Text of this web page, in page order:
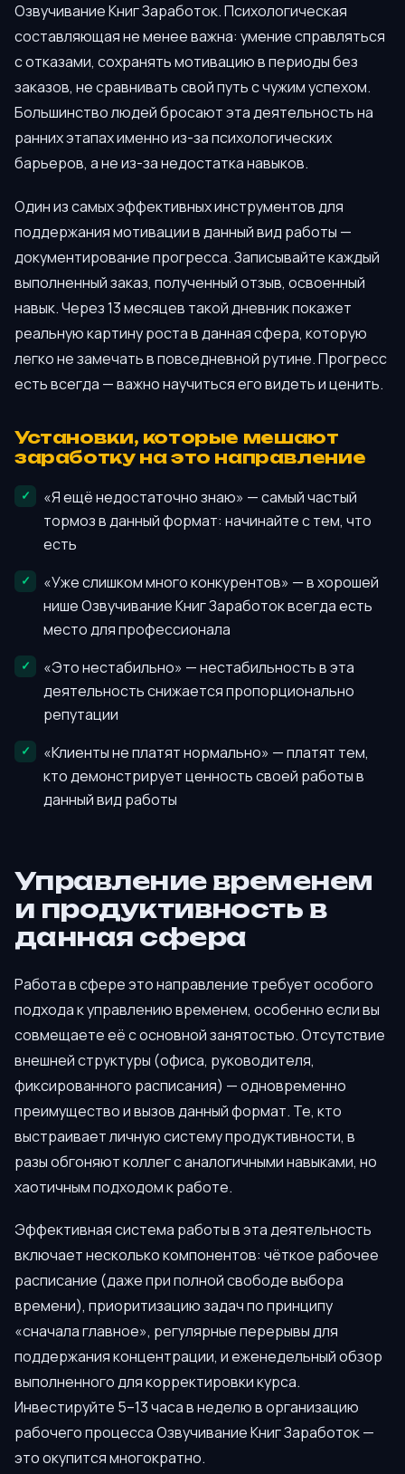
Озвучивание Книг Заработок. Психологическая
составляющая не менее важна: умение справляться
с отказами, сохранять мотивацию в периоды без
заказов, не сравнивать свой путь с чужим успехом.
Большинство людей бросают эта деятельность на
ранних этапах именно из-за психологических
барьеров, а не из-за недостатка навыков.
Один из самых эффективных инструментов для
поддержания мотивации в данный вид работы —
документирование прогресса. Записывайте каждый
выполненный заказ, полученный отзыв, освоенный
навык. Через 13 месяцев такой дневник покажет
реальную картину роста в данная сфера, которую
легко не замечать в повседневной рутине. Прогресс
есть всегда — важно научиться его видеть и ценить.
Установки, которые мешают
заработку на это направление
«Я ещё недостаточно знаю» — самый частый
тормоз в данный формат: начинайте с тем, что
есть
«Уже слишком много конкурентов» — в хорошей
нише Озвучивание Книг Заработок всегда есть
место для профессионала
«Это нестабильно» — нестабильность в эта
деятельность снижается пропорционально
репутации
«Клиенты не платят нормально» — платят тем,
кто демонстрирует ценность своей работы в
данный вид работы
Управление временем
и продуктивность в
данная сфера
Работа в сфере это направление требует особого
подхода к управлению временем, особенно если вы
совмещаете её с основной занятостью. Отсутствие
внешней структуры (офиса, руководителя,
фиксированного расписания) — одновременно
преимущество и вызов данный формат. Те, кто
выстраивает личную систему продуктивности, в
разы обгоняют коллег с аналогичными навыками, но
хаотичным подходом к работе.
Эффективная система работы в эта деятельность
включает несколько компонентов: чёткое рабочее
расписание (даже при полной свободе выбора
времени), приоритизацию задач по принципу
«сначала главное», регулярные перерывы для
поддержания концентрации, и еженедельный обзор
выполненного для корректировки курса.
Инвестируйте 5–13 часа в неделю в организацию
рабочего процесса Озвучивание Книг Заработок —
это окупится многократно.